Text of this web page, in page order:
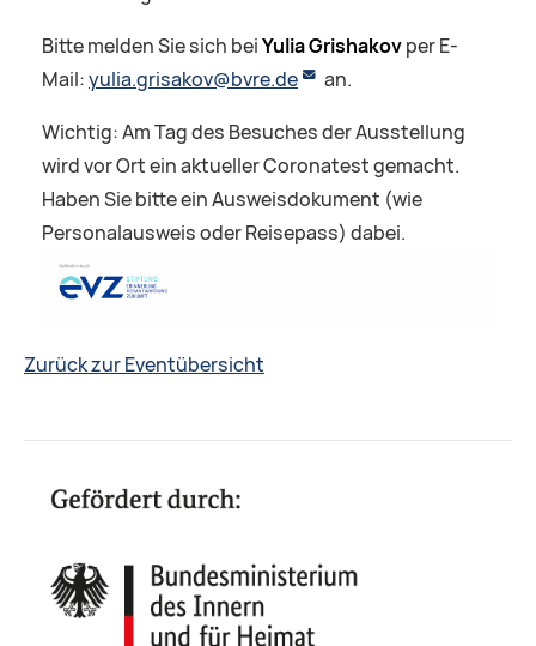
Bitte melden Sie sich beiYulia Grishakovper E-
Mail:yulia.grisakov@bvre.de an.
Wichtig: Am Tag des Besuches der Ausstellung
wird vor Ort ein aktueller Coronatest gemacht.
Haben Sie bitte ein Ausweisdokument (wie
Personalausweis oder Reisepass) dabei.
Zurück zur Eventübersicht